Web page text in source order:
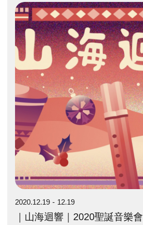
2020.12.19 12.19
｜山海迴響｜2020聖誕音樂會